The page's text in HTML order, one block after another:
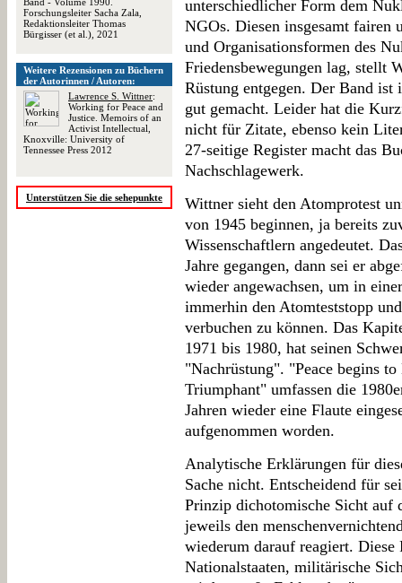
Forschungsleiter Sacha Zala,
Redaktionsleiter Thomas
Bürgisser (et al.), 2021
Weitere Rezensionen zu Büchern
der Autorinnen / Autoren:
Lawrence S. Wittner:
Working for Peace and
Justice. Memoirs of an
Activist Intellectual,
Knoxville: University of
Tennessee Press 2012
Unterstützen Sie die sehepunkte
unterschiedlicher Form dem
NGOs. Diesen insgesamt fairen
und Organisationsformen des
Friedensbewegungen lag, stellt
Rüstung entgegen. Der Band ist
gut gemacht. Leider hat die
nicht für Zitate, ebenso kein
27-seitige Register macht das
Nachschlagewerk.
Wittner sieht den Atomprotest
von 1945 beginnen, ja bereits
Wissenschaftlern angedeutet.
Jahre gegangen, dann sei er
wieder angewachsen, um in
immerhin den Atomteststopp
verbuchen zu können. Das
1971 bis 1980, hat seinen
"Nachrüstung". "Peace begins
Triumphant" umfassen die
Jahren wieder eine Flaute
aufgenommen worden.
Analytische Erklärungen für
Sache nicht. Entscheidend für
Prinzip dichotomische Sicht auf
jeweils den
wiederum darauf reagiert.
Nationalstaaten, militärische